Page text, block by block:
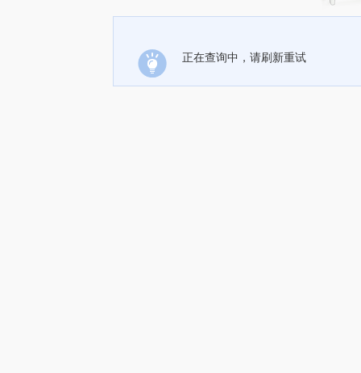
正在查询中，请刷新重试